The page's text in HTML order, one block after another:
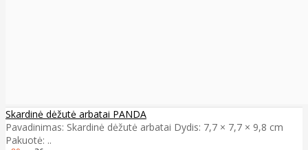
Skardinė dėžutė arbatai PANDA
Pavadinimas: Skardinė dėžutė arbatai Dydis: 7,7 × 7,7 × 9,8 cm
Pakuotė: ..